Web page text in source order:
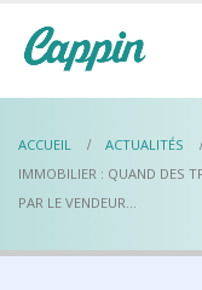
ACCUEIL ACTUALITÉS
IMMOBILIER : QUAND DES
PAR LE VENDEUR…